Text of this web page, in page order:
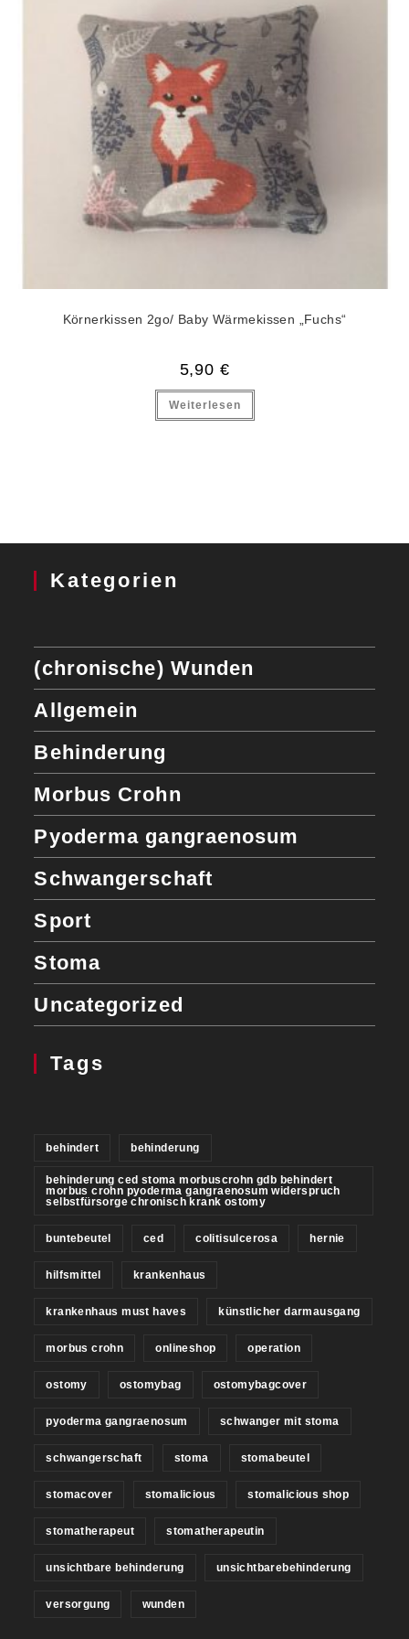
Körnerkissen 2go/ Baby Wärmekissen „Fuchs“
5,90 €
Weiterlesen
Kategorien
(chronische) Wunden
Allgemein
Behinderung
Morbus Crohn
Pyoderma gangraenosum
Schwangerschaft
Sport
Stoma
Uncategorized
Tags
behindert behinderung
behinderung ced stoma morbuscrohn gdb behindert
morbus crohn pyoderma gangraenosum widerspruch
selbstfürsorge chronisch krank ostomy
buntebeutel ced colitisulcerosa hernie
hilfsmittel krankenhaus
krankenhaus must haves künstlicher darmausgang
morbus crohn onlineshop operation
ostomy ostomybag ostomybagcover
pyoderma gangraenosum schwanger mit stoma
schwangerschaft stoma stomabeutel
stomacover stomalicious stomalicious shop
stomatherapeut stomatherapeutin
unsichtbare behinderung unsichtbarebehinderung
versorgung wunden